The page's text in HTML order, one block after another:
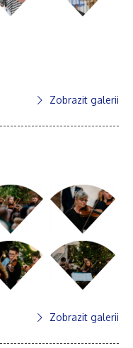
Zobrazit galerii
Zobrazit galerii